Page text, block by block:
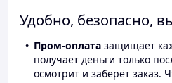
Удобно, безопасно,
Пром-оплата защищает
получает деньги только
осмотрит и заберёт заказ.